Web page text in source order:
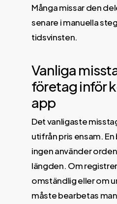
Många missar den
senare i manuella
tidsvinsten.
Vanliga
företag inför
app
Det vanligaste
utifrån pris ensam.
ingen använder
längden. Om
omständlig eller om
måste bearbetas